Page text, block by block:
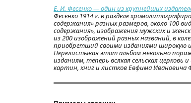
Е. И. Фесенко — один из крупнейших
Фесенко 1914 г. в разделе
содержания» разных размеров, около 100
содержания», изображения мужских и
из 200 изображений разных названий, в
приобретший своими изданиями широкую
Перелистывая этот альбом невольно
изданиям, теперь всякая сельская
картин, книг и листков Евфима Ивановича